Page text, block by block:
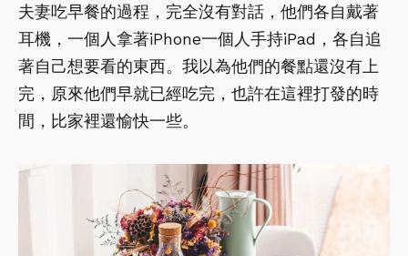
夫妻吃早餐的過程，完全沒有對話，他們各自戴著
耳機，一個人拿著iPhone一個人手持iPad，各自追
著自己想要看的東西。我以為他們的餐點還沒有上
完，原來他們早就已經吃完，也許在這裡打發的時
間，比家裡還愉快一些。